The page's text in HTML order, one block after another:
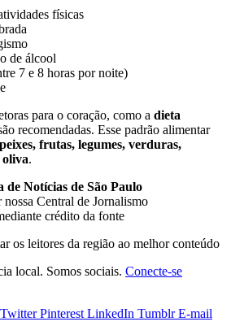
físicas
de álcool
7 e 8 horas por noite)
para o coração, como a dieta
recomendadas. Esse padrão alimentar
peixes, frutas, legumes, verduras,
oliva.
de Notícias de São Paulo
Central de Jornalismo
crédito da fonte
os leitores da região ao melhor conteúdo
local. Somos sociais. Conecte-se
Twitter Pinterest LinkedIn Tumblr E-mail